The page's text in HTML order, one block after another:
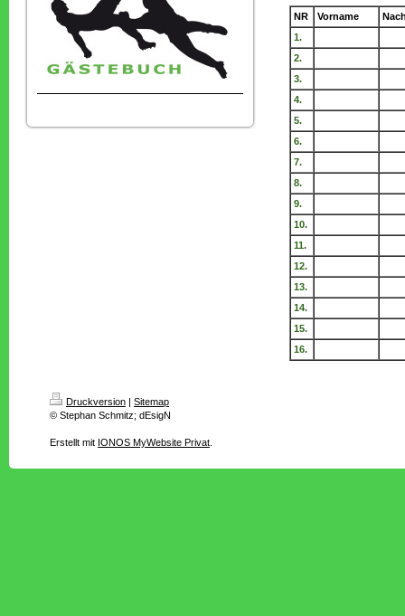
NR Vorname
1.
2.
3.
4.
5.
6.
7.
8.
9.
10.
11.
12.
13.
14.
15.
16.
Druckversion | Sitemap
© Stephan Schmitz; dEsigN
Erstellt mit IONOS MyWebsite Privat